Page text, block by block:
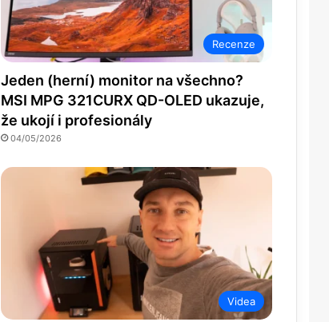
Recenze
Jeden (herní) monitor na všechno?
MSI MPG 321CURX QD-OLED ukazuje,
že ukojí i profesionály
04/05/2026
Videa